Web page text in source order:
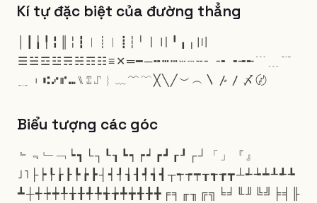
Kí tự đặc biệt của đường thẳng
╽ ╿ ╏ ╎ ┇ ︱ ┊ ︳ ┋ ┆ ╵ 〡 〢 ╹ ╻ ╷ 〣
☰☱☲☳☴☵☶☷≡✕═━─╍┅┉┄┈╌╴ ╶╸ ╺╼╾﹉
﹊
︲ ⑆⑇⑈⑉⑊ ⑄⑀ ︴ ﹏﹌﹋╳╲ ╱︶ ︵ 〵 〴 〳 〆〄
Biểu tượng các góc
﹄ ﹃ ﹂﹁ ┕┓ └┐ ┖┒ ┗┑ ┍┙ ┏┛ ┎┚ ┌┘ 「 」 『 』
˩˥ ├ ┝ ┞ ┟ ┠ ┡ ┢ ┣┤ ┥ ┦ ┧ ┨ ┩ ┪ ┫ ┬┭┮┯┰┱┲┳┴┵┶┷┸┹┺
┻┼┽┾┿╀╁╂╃╄╅╆╇╈╉╊╋ ╒╕ ╓╖ ╔╗ ╘╛ ╙╜ ╚╝ ╞╡
╟